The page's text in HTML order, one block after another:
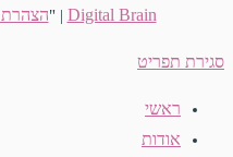
Digital Brain
| "הצהרת
סגירת תפריט
ראשי
אודות